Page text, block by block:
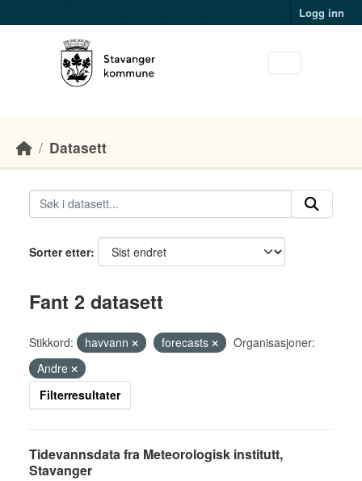
Logg inn
Datasett
Sorter etter
Fant 2 datasett
Stikkord: havvann forecasts
Organisasjoner:
Andre
Filterresultater
Tidevannsdata fra Meteorologisk institutt,
Stavanger